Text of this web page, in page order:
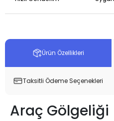
Ürün Özellikleri
Taksitli Ödeme Seçenekleri
Araç Gölgeliği